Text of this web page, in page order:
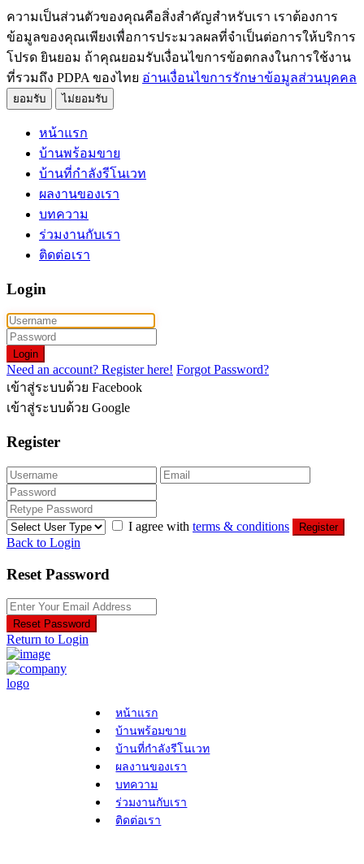
ความเป็นส่วนตัวของคุณคือสิ่งสำคัญสำหรับเรา เราต้องการ
ข้อมูลของคุณเพียงเพื่อการประมวลผลที่จำเป็นต่อการให้บริการ
โปรด ยินยอม ถ้าคุณยอมรับเงื่อนไขการข้อตกลงในการใช้งาน
ที่รวมถึง PDPA ของไทย อ่านเงื่อนไขการรักษาข้อมูลส่วนบุคคล
ยอมรับ ไม่ยอมรับ
หน้าแรก
บ้านพร้อมขาย
บ้านที่กำลังรีโนเวท
ผลงานของเรา
บทความ
ร่วมงานกับเรา
ติดต่อเรา
Login
Login
Need an account? Register here! Forgot Password?
เข้าสู่ระบบด้วย Facebook
เข้าสู่ระบบด้วย Google
Register
I agree with terms & conditions Register
Back to Login
Reset Password
Reset Password
Return to Login
หน้าแรก
บ้านพร้อมขาย
บ้านที่กำลังรีโนเวท
ผลงานของเรา
บทความ
ร่วมงานกับเรา
ติดต่อเรา